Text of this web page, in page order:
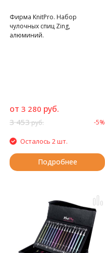
Фирма KnitPro. Набор
чулочных спиц Zing,
алюминий.
от 3 280 руб.
3 453руб. -5%
Осталось 2 шт.
Подробнее